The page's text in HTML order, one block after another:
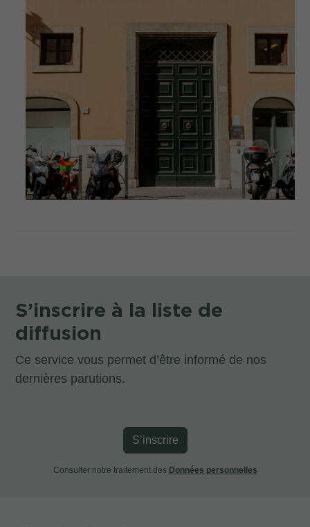
S’inscrire à la liste de
diffusion
Ce service vous permet d’être informé de nos
dernières parutions.
S’inscrire
Consulter notre traitement des Données personnelles